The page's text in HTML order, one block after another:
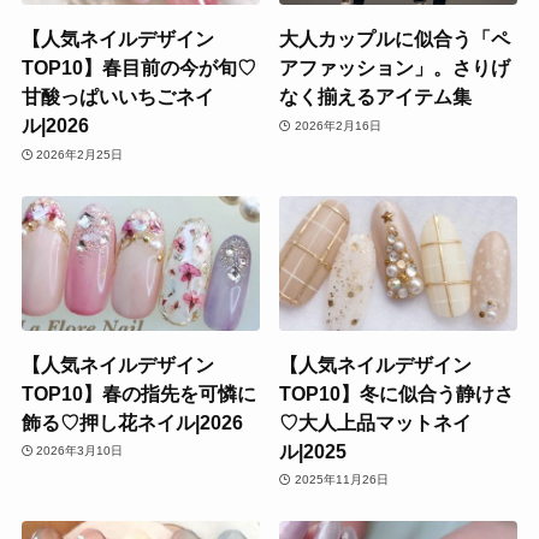
【人気ネイルデザイン
TOP10】春目前の今が旬♡
甘酸っぱいいちごネイ
ル|2026
2026年2月25日
大人カップルに似合う「ペ
アファッション」。さりげ
なく揃えるアイテム集
2026年2月16日
【人気ネイルデザイン
TOP10】春の指先を可憐に
飾る♡押し花ネイル|2026
2026年3月10日
【人気ネイルデザイン
TOP10】冬に似合う静けさ
♡大人上品マットネイ
ル|2025
2025年11月26日